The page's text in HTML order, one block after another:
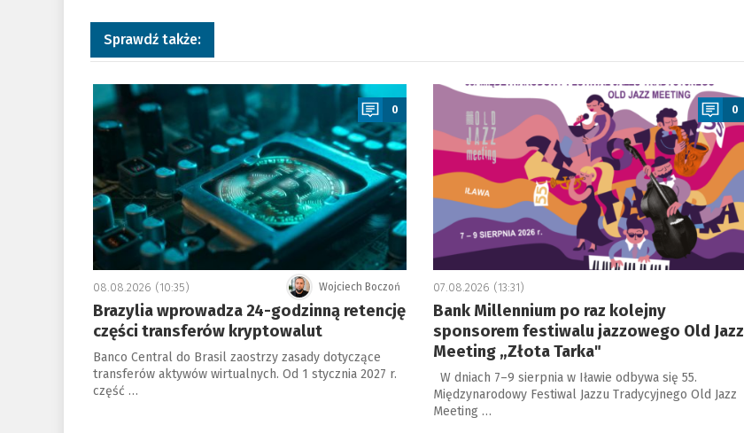
Sprawdź także:
a
0
Wojciech Boczoń
08.08.2026 (10:35)
Brazylia wprowadza 24-godzinną retencję
części transferów kryptowalut
Banco Central do Brasil zaostrzy zasady dotyczące
transferów aktywów wirtualnych. Od 1 stycznia 2027 r.
część …
a
0
07.08.2026 (13:31)
Bank Millennium po raz kolejny
sponsorem festiwalu jazzowego Old Jazz
Meeting „Złota Tarka"
W dniach 7–9 sierpnia w Iławie odbywa się 55.
Międzynarodowy Festiwal Jazzu Tradycyjnego Old Jazz
Meeting …